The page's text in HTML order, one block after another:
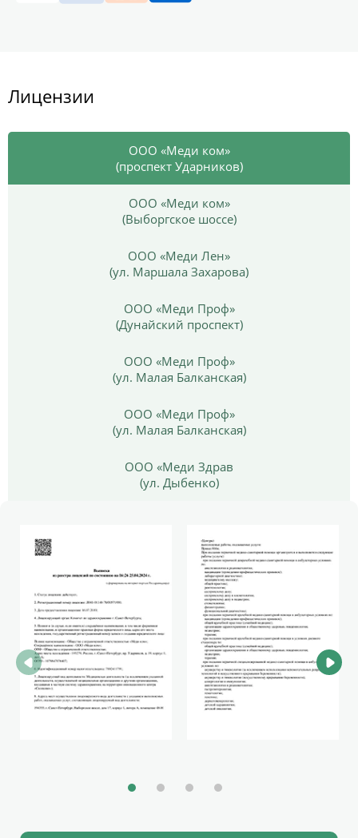
Лицензии
ООО «Меди ком»
(проспект Ударников)
ООО «Меди ком»
(Выборгское шоссе)
ООО «Меди Лен»
(ул. Маршала Захарова)
ООО «Меди Проф»
(Дунайский проспект)
ООО «Меди Проф»
(ул. Малая Балканская)
ООО «Меди Проф»
(ул. Малая Балканская)
ООО «Меди Здрав
(ул. Дыбенко)